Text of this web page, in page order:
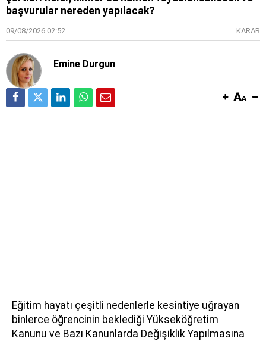
başvurular nereden yapılacak?
09/08/2026 02:52 KARAR
Emine Durgun
Eğitim hayatı çeşitli nedenlerle kesintiye uğrayan
binlerce öğrencinin beklediği Yükseköğretim
Kanunu ve Bazı Kanunlarda Değişiklik Yapılmasına